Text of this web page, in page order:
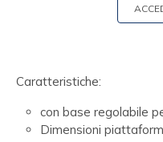
Caratteristiche:
con base regolabile
Dimensioni